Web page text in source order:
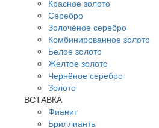
Красное золото
Серебро
Золочёное серебро
Комбинированное золото
Белое золото
Желтое золото
Чернёное серебро
Золото
ВСТАВКА
Фианит
Бриллианты